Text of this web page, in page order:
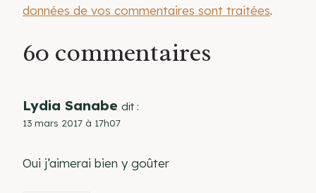
données de vos commentaires sont traitées.
60 commentaires
Lydia Sanabe dit :
13 mars 2017 à 17h07
Oui j’aimerai bien y goûter